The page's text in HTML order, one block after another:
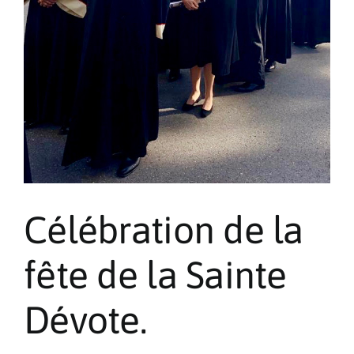
Célébration de la
fête de la Sainte
Dévote.